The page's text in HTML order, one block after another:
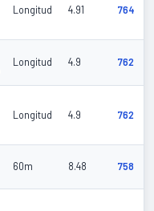
Longitud 4.91 764
Longitud 4.9 762
Longitud 4.9 762
60m 8.48 758